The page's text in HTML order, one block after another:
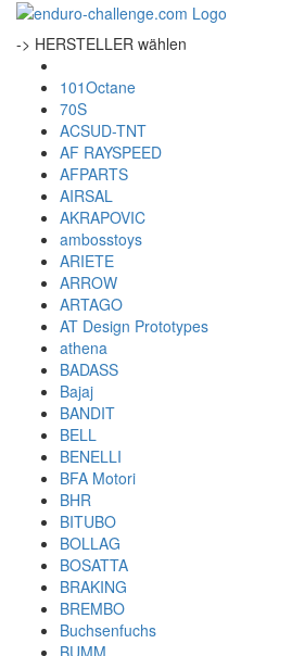
-> HERSTELLER wählen
101Octane
70S
ACSUD-TNT
AF RAYSPEED
AFPARTS
AIRSAL
AKRAPOVIC
ambosstoys
ARIETE
ARROW
ARTAGO
AT Design Prototypes
athena
BADASS
Bajaj
BANDIT
BELL
BENELLI
BFA Motori
BHR
BITUBO
BOLLAG
BOSATTA
BRAKING
BREMBO
Buchsenfuchs
BUMM